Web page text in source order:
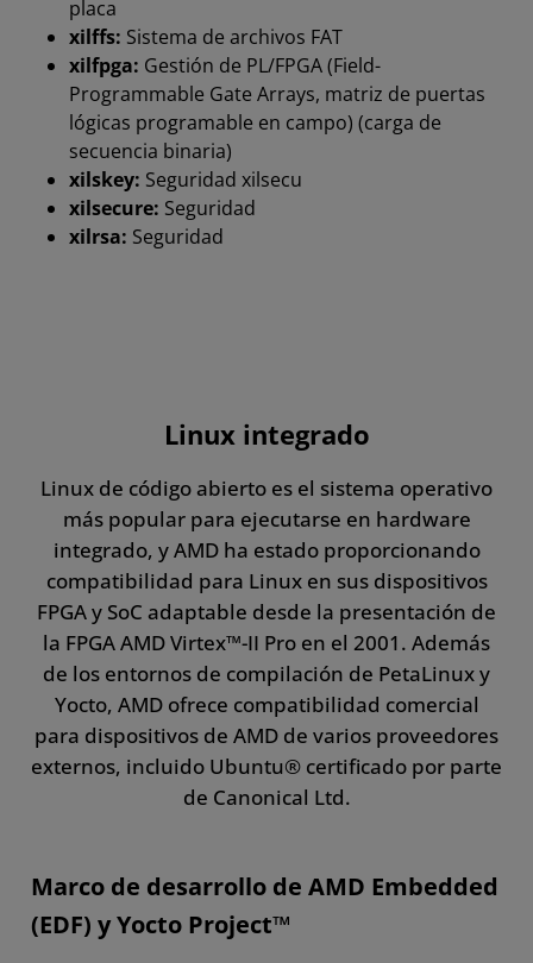
placa
xilffs: Sistema de archivos FAT
xilfpga: Gestión de PL/FPGA (Field-
Programmable Gate Arrays, matriz de puertas
lógicas programable en campo) (carga de
secuencia binaria)
xilskey: Seguridad xilsecu
xilsecure: Seguridad
xilrsa: Seguridad
Linux integrado
Linux de código abierto es el sistema operativo
más popular para ejecutarse en hardware
integrado, y AMD ha estado proporcionando
compatibilidad para Linux en sus dispositivos
FPGA y SoC adaptable desde la presentación de
la FPGA AMD Virtex™-II Pro en el 2001. Además
de los entornos de compilación de PetaLinux y
Yocto, AMD ofrece compatibilidad comercial
para dispositivos de AMD de varios proveedores
externos, incluido Ubuntu® certificado por parte
de Canonical Ltd.
Marco de desarrollo de AMD Embedded
(EDF) y Yocto Project™